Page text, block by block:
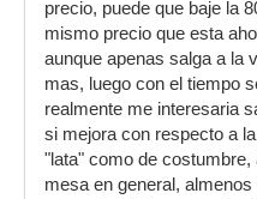
precio, puede que baje la
mismo precio que esta
aunque apenas salga a la
mas, luego con el tiempo
realmente me interesaria
si mejora con respecto a
"lata" como de
mesa en general,